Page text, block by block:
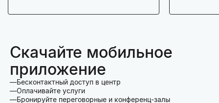
Скачайте мобильное
приложение
Бесконтактный доступ в центр
Оплачивайте услуги
Бронируйте переговорные и конференц-залы